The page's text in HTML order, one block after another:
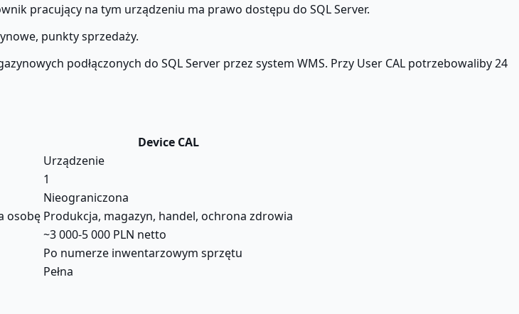
pracujący na tym urządzeniu ma prawo dostępu do SQL Server.
punkty sprzedaży.
podłączonych do SQL Server przez system WMS. Przy User CAL potrzebowaliby 24
Device CAL
Urządzenie
1
Nieograniczona
osobę Produkcja, magazyn, handel, ochrona zdrowia
~3 000-5 000 PLN netto
Po numerze inwentarzowym sprzętu
Pełna